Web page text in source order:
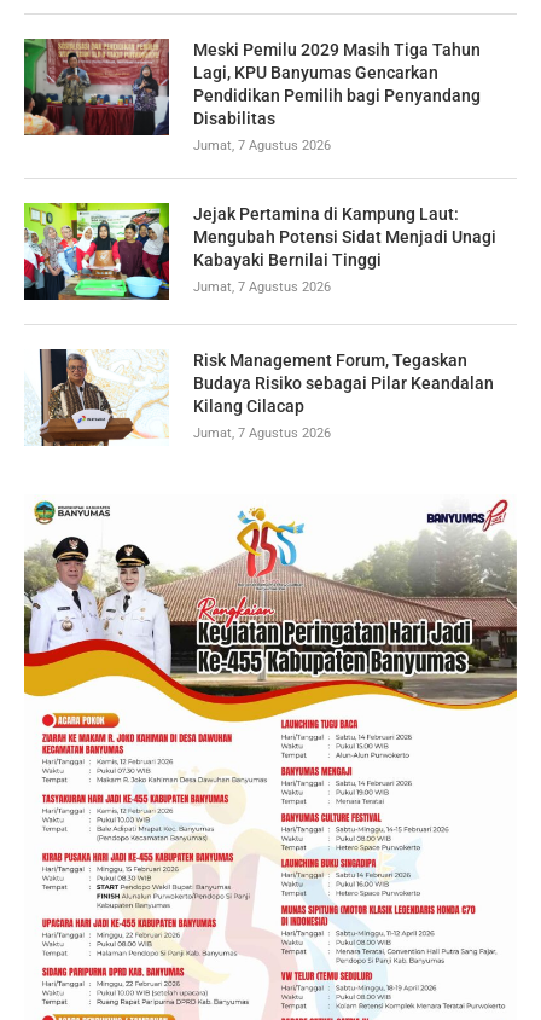
Meski Pemilu 2029 Masih Tiga Tahun
Lagi, KPU Banyumas Gencarkan
Pendidikan Pemilih bagi Penyandang
Disabilitas
Jumat, 7 Agustus 2026
Jejak Pertamina di Kampung Laut:
Mengubah Potensi Sidat Menjadi Unagi
Kabayaki Bernilai Tinggi
Jumat, 7 Agustus 2026
Risk Management Forum, Tegaskan
Budaya Risiko sebagai Pilar Keandalan
Kilang Cilacap
Jumat, 7 Agustus 2026